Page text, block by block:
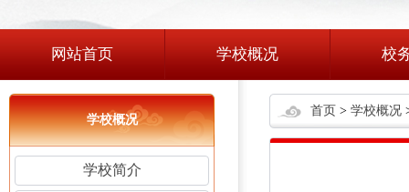
网站首页 学校概况 校
学校概况
学校简介
首页 > 学校概况